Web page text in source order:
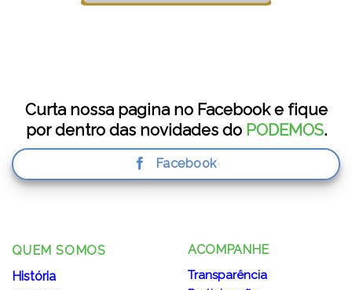
Curta nossa pagina no Facebook e fique
por dentro das novidades do PODEMOS.
Facebook
QUEM SOMOS
História
ACOMPANHE
Transparência